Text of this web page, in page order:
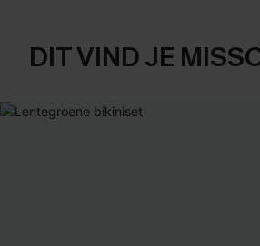
DIT VIND JE